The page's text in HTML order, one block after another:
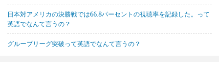
日本対アメリカの決勝戦では66.8パーセントの視聴率を記録した。って
英語でなんて言うの？
グループリーグ突破って英語でなんて言うの？